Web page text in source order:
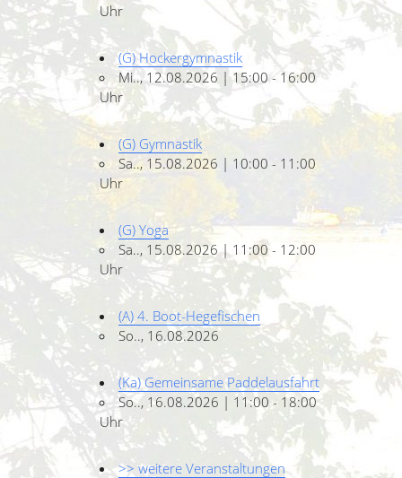
Uhr
(G) Hockergymnastik
Mi.., 12.08.2026 | 15:00 - 16:00
Uhr
(G) Gymnastik
Sa.., 15.08.2026 | 10:00 - 11:00
Uhr
(G) Yoga
Sa.., 15.08.2026 | 11:00 - 12:00
Uhr
(A) 4. Boot-Hegefischen
So.., 16.08.2026
(Ka) Gemeinsame Paddelausfahrt
So.., 16.08.2026 | 11:00 - 18:00
Uhr
>> weitere Veranstaltungen